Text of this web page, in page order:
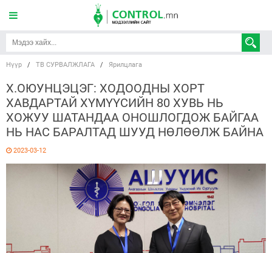
Нүүр / ТВ СУРВАЛЖЛАГА / Ярилцлага
Х.ОЮУНЦЭЦЭГ: ХОДООДНЫ ХОРТ
ХАВДАРТАЙ ХҮМҮҮСИЙН 80 ХУВЬ НЬ
ХОЖУУ ШАТАНДАА ОНОШЛОГДОЖ БАЙГАА
НЬ НАС БАРАЛТАД ШУУД НӨЛӨӨЛЖ БАЙНА
2023-03-12